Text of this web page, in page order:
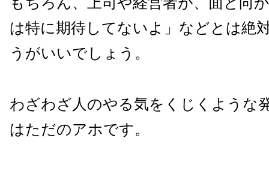
は特に期待してないよ」などとは絶
うがいいでしょう。
わざわざ人のやる気をくじくような
はただのアホです。